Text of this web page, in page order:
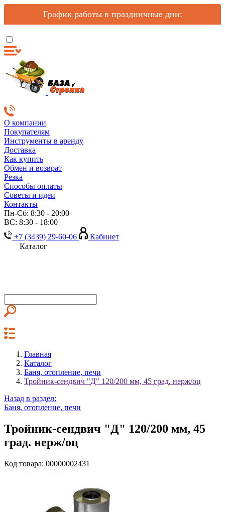
График работы в праздничные дни:
О компании
Покупателям
Инструменты в аренду
Доставка
Как купить
Обмен и возврат
Резка
Способы оплаты
Советы и идеи
Контакты
Пн-Сб: 8:30 - 20:00
ВС: 8:30 - 18:00
+7 (3439) 29-60-06
Кабинет
Каталог
Главная
Каталог
Баня, отопление, печи
Тройник-сендвич "Д" 120/200 мм, 45 град. нерж/оц
Назад в раздел:
Баня, отопление, печи
Тройник-сендвич "Д" 120/200 мм, 45
град. нерж/оц
Код товара: 00000002431